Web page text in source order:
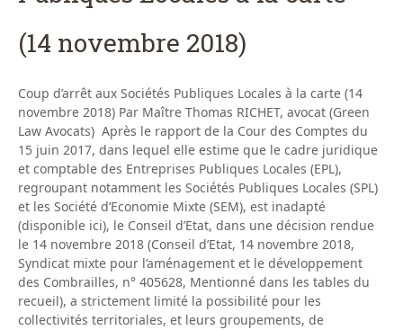
(14 novembre 2018)
Coup d’arrêt aux Sociétés Publiques Locales à la carte (14
novembre 2018) Par Maître Thomas RICHET, avocat (Green
Law Avocats) Après le rapport de la Cour des Comptes du
15 juin 2017, dans lequel elle estime que le cadre juridique
et comptable des Entreprises Publiques Locales (EPL),
regroupant notamment les Sociétés Publiques Locales (SPL)
et les Société d’Economie Mixte (SEM), est inadapté
(disponible ici), le Conseil d’Etat, dans une décision rendue
le 14 novembre 2018 (Conseil d’Etat, 14 novembre 2018,
Syndicat mixte pour l’aménagement et le développement
des Combrailles, n° 405628, Mentionné dans les tables du
recueil), a strictement limité la possibilité pour les
collectivités territoriales, et leurs groupements, de